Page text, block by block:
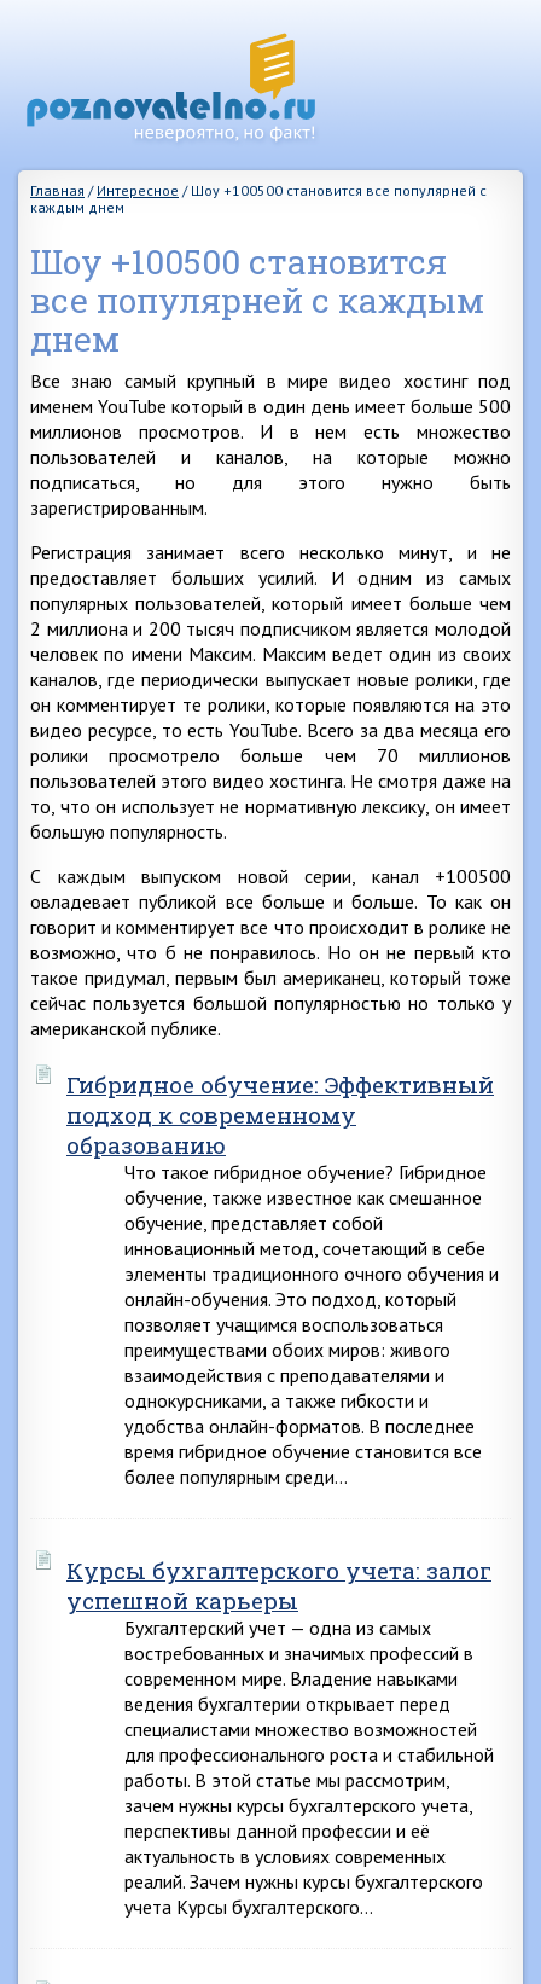
Главная / Интересное / Шоу +100500 становится все популярней с
каждым днем
Шоу +100500 становится
все популярней с каждым
днем
Все знаю самый крупный в мире видео хостинг под
именем YouTube который в один день имеет больше 500
миллионов просмотров. И в нем есть множество
пользователей и каналов, на которые можно
подписаться, но для этого нужно быть
зарегистрированным.
Регистрация занимает всего несколько минут, и не
предоставляет больших усилий. И одним из самых
популярных пользователей, который имеет больше чем
2 миллиона и 200 тысяч подписчиком является молодой
человек по имени Максим. Максим ведет один из своих
каналов, где периодически выпускает новые ролики, где
он комментирует те ролики, которые появляются на это
видео ресурсе, то есть YouTube. Всего за два месяца его
ролики просмотрело больше чем 70 миллионов
пользователей этого видео хостинга. Не смотря даже на
то, что он использует не нормативную лексику, он имеет
большую популярность.
С каждым выпуском новой серии, канал +100500
овладевает публикой все больше и больше. То как он
говорит и комментирует все что происходит в ролике не
возможно, что б не понравилось. Но он не первый кто
такое придумал, первым был американец, который тоже
сейчас пользуется большой популярностью но только у
американской публике.
Гибридное обучение: Эффективный
подход к современному
образованию
Что такое гибридное обучение? Гибридное
обучение, также известное как смешанное
обучение, представляет собой
инновационный метод, сочетающий в себе
элементы традиционного очного обучения и
онлайн-обучения. Это подход, который
позволяет учащимся воспользоваться
преимуществами обоих миров: живого
взаимодействия с преподавателями и
однокурсниками, а также гибкости и
удобства онлайн-форматов. В последнее
время гибридное обучение становится все
более популярным среди…
Курсы бухгалтерского учета: залог
успешной карьеры
Бухгалтерский учет — одна из самых
востребованных и значимых профессий в
современном мире. Владение навыками
ведения бухгалтерии открывает перед
специалистами множество возможностей
для профессионального роста и стабильной
работы. В этой статье мы рассмотрим,
зачем нужны курсы бухгалтерского учета,
перспективы данной профессии и её
актуальность в условиях современных
реалий. Зачем нужны курсы бухгалтерского
учета Курсы бухгалтерского…